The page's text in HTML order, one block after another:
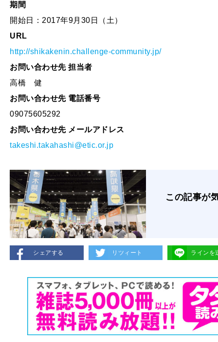
期間
開始日：2017年9月30日（土）
URL
http://shikakenin.challenge-community.jp/
お問い合わせ先 担当者
高橋 健
お問い合わせ先 電話番号
09075605292
お問い合わせ先 メールアドレス
takeshi.takahashi@etic.or.jp
この記事が
シェアする リツィート ラインを